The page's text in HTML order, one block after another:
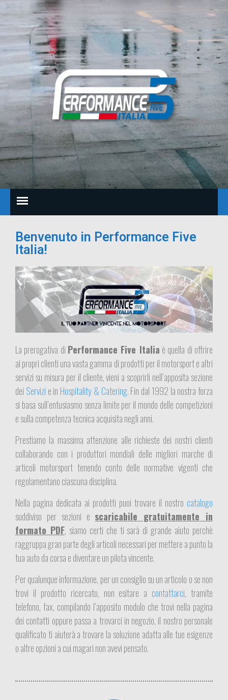
Benvenuto in Performance Five
Italia!
La prerogativa di Performance Five Italia è quella di offrire
ai propri clienti una vasta gamma di prodotti per il motorsport e altri
servizi su misura per il cliente, vieni a scoprirli nell’apposita sezione
dei Servizi e in Hospitality & Catering. Fin dal 1992 la nostra forza
si basa sull’entusiasmo senza limite per il mondo delle competizioni
e sulla competenza tecnica acquisita negli anni.
Prestiamo la massima attenzione alle richieste dei nostri clienti
collaborando con i produttori mondiali delle migliori marche di
articoli motorsport tenendo conto delle normative vigenti che
regolamentano ciascuna disciplina.
Nella pagina dedicata ai prodotti puoi trovare il nostro catalogo
suddiviso per sezioni e scaricabile gratuitamente in
formato PDF, siamo certi che ti sarà di grande aiuto perchè
raggruppa gran parte degli articoli necessari per mettere a punto la
tua auto da corsa e diventare un pilota vincente.
Per qualunque informazione, per un consiglio su un articolo o se non
trovi il prodotto ricercato, non esitare a contattarci, tramite
telefono, fax, compilando l’apposito modulo che trovi nella pagina
dei contatti oppure passa a trovarci in negozio, il nostro personale
qualificato ti aiuterà a trovare la soluzione adatta alle tue esigenze
o altre opzioni a cui magari non avevi pensato.